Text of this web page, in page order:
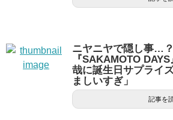
ニヤニヤで隠し事…
『SAKAMOTO
哉に誕生日サプライ
ましいすぎ」
記事を